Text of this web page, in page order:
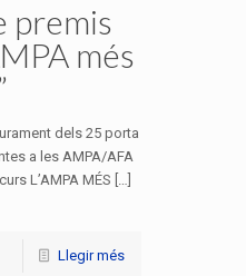
premis
més
dels 25 porta
a les AMPA/AFA
L’AMPA MÉS […]
Llegir més